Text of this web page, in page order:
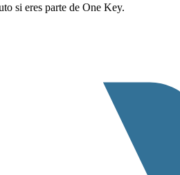
si eres parte de One Key.